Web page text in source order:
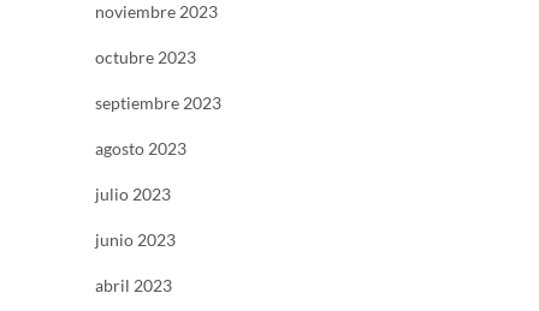
noviembre 2023
octubre 2023
septiembre 2023
agosto 2023
julio 2023
junio 2023
abril 2023